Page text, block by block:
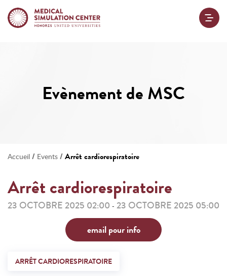
Evènement de MSC
Accueil / Events /Arrêt cardiorespiratoire
Arrêt cardiorespiratoire
23 OCTOBRE 2025 02:00 - 23 OCTOBRE 2025 05:00
email pour info
ARRÊT CARDIORESPIRATOIRE